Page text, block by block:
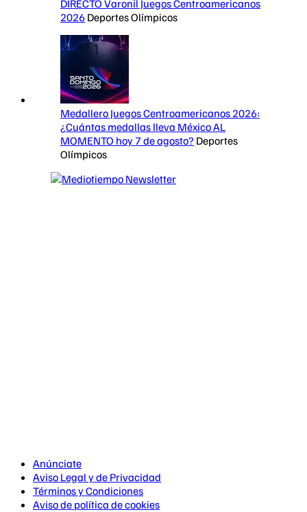
DIRECTO Varonil Juegos Centroamericanos
2026 Deportes Olímpicos
Medallero Juegos Centroamericanos 2026:
¿Cuántas medallas lleva México AL
MOMENTO hoy 7 de agosto? Deportes
Olímpicos
Anúnciate
Aviso Legal y de Privacidad
Términos y Condiciones
Aviso de política de cookies